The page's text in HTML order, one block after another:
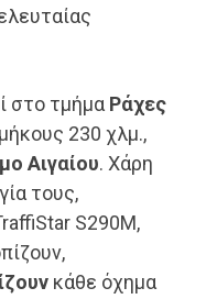
στο τμήμα Ράχες
230 χλμ.,
Αιγαίου. Χάρη
τους,
S290M,
κάθε όχημα